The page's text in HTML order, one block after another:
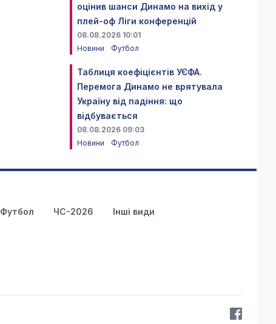
оцінив шанси Динамо на вихід у
плей-оф Ліги конференцій
08.08.2026 10:01
Новини
Футбол
Таблиця коефіцієнтів УЄФА.
Перемога Динамо не врятувала
Україну від падіння: що
відбувається
08.08.2026 09:03
Новини
Футбол
Футбол ЧС-2026 Інші види